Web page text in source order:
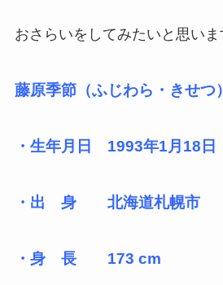
おさらいをしてみたいと思いま
藤原季節（ふじわら・きせつ）
・生年月日 1993年1月18日
・出 身 北海道札幌市
・身 長 173 cm